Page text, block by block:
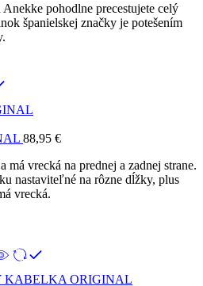
pohodlne precestujete celý
španielskej značky je potešením
88,95 €
má vrecká na prednej a zadnej strane.
nastaviteľné na rôzne dĺžky, plus
vrecká.